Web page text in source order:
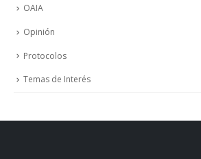
OAIA
Opinión
Protocolos
Temas de Interés